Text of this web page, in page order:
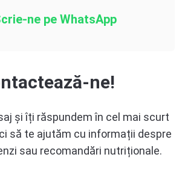
ne pe WhatsApp
ne!
și îți răspundem în cel mai scurt
să te ajutăm cu informații despre
sau recomandări nutriționale.